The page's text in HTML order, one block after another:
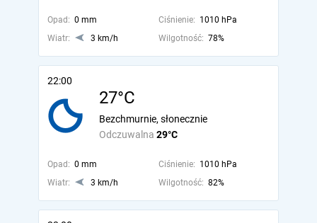
Opad: 0 mm Ciśnienie: 1010 hPa
Wiatr:
3 km/h Wilgotność: 78%
22:00
27°C
Odczuwalna 29°C
Bezchmurnie, słonecznie
Opad: 0 mm Ciśnienie: 1010 hPa
Wiatr:
3 km/h Wilgotność: 82%